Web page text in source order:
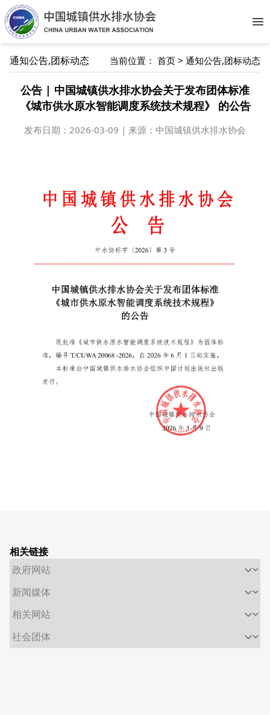
通知公告,团标动态 当前位置： 首页 > 通知公告,团标动态
公告 | 中国城镇供水排水协会关于发布团体标准
《城市供水原水智能调度系统技术规程》 的公告
发布日期： 2026-03-09 | 来源：中国城镇供水排水协会
相关链接